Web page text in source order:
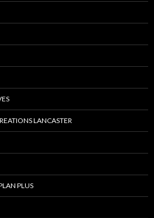
LANCASTER
PLUS